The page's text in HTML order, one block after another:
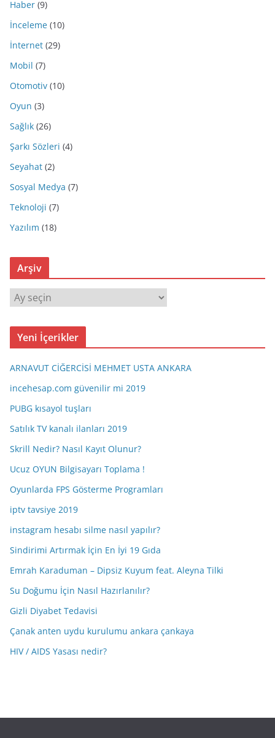
Haber (9)
İnceleme (10)
İnternet (29)
Mobil (7)
Otomotiv (10)
Oyun (3)
Sağlık (26)
Şarkı Sözleri (4)
Seyahat (2)
Sosyal Medya (7)
Teknoloji (7)
Yazılım (18)
Arşiv
ş
Yeni İçerikler
ARNAVUT CİĞERCİSİ MEHMET USTA ANKARA
incehesap.com güvenilir mi 2019
PUBG kısayol tuşları
Satılık TV kanalı ilanları 2019
Skrill Nedir? Nasıl Kayıt Olunur?
Ucuz OYUN Bilgisayarı Toplama !
Oyunlarda FPS Gösterme Programları
iptv tavsiye 2019
instagram hesabı silme nasıl yapılır?
Sindirimi Artırmak İçin En İyi 19 Gıda
Emrah Karaduman – Dipsiz Kuyum feat. Aleyna Tilki
Su Doğumu İçin Nasıl Hazırlanılır?
Gizli Diyabet Tedavisi
Çanak anten uydu kurulumu ankara çankaya
HIV / AIDS Yasası nedir?